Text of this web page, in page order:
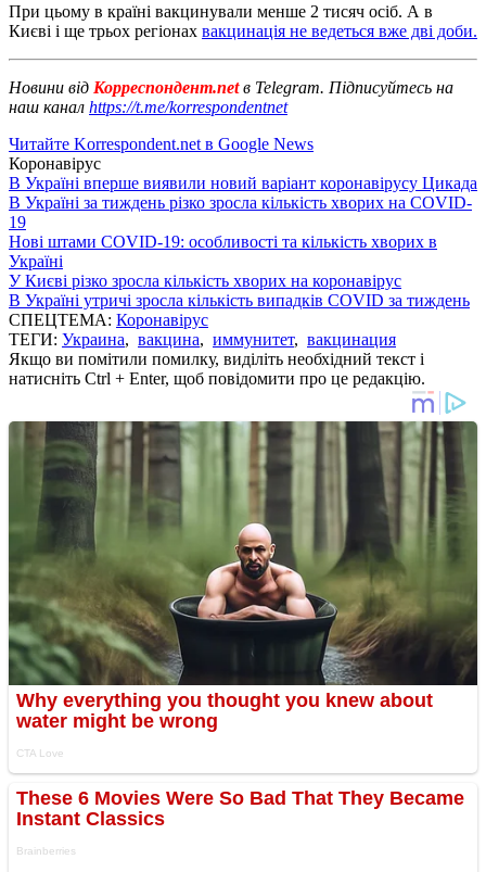
При цьому в країні вакцинували менше 2 тисяч осіб. А в
Києві і ще трьох регіонах вакцинація не ведеться вже дві доби.
Новини від Корреспондент.netв Telegram. Підписуйтесь на
наш канал https://t.me/korrespondentnet
Читайте Korrespondent.net в Google News
Коронавірус
В Україні вперше виявили новий варіант коронавірусу Цикада
В Україні за тиждень різко зросла кількість хворих на COVID-
19
Нові штами COVID-19: особливості та кількість хворих в
Україні
У Києві різко зросла кількість хворих на коронавірус
В Україні утричі зросла кількість випадків COVID за тиждень
СПЕЦТЕМА: Коронавірус
ТЕГИ: Украина, вакцина, иммунитет, вакцинация
Якщо ви помітили помилку, виділіть необхідний текст і
натисніть Ctrl + Enter, щоб повідомити про це редакцію.